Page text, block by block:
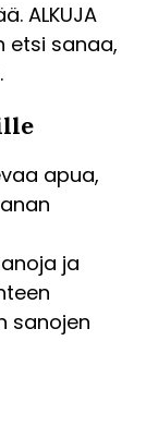
ALKUJA
etsi sanaa,
apua,
ja
sanojen